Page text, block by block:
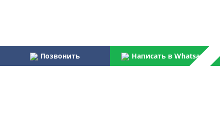
Позвонить Написать в Whatsapp